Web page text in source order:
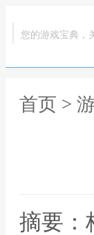
您的游戏宝典，
首页 >
摘要：